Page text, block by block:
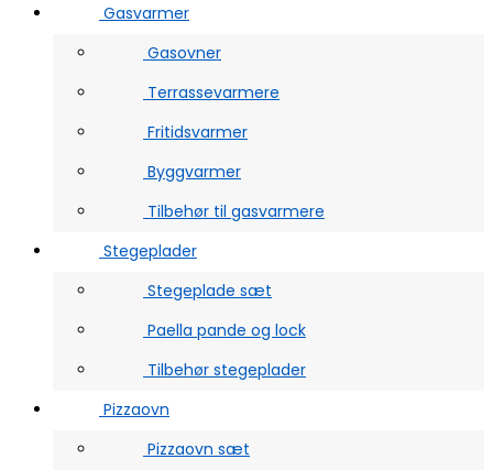
Gasvarmer
Gasovner
Terrassevarmere
Fritidsvarmer
Byggvarmer
Tilbehør til gasvarmere
Stegeplader
Stegeplade sæt
Paella pande og lock
Tilbehør stegeplader
Pizzaovn
Pizzaovn sæt